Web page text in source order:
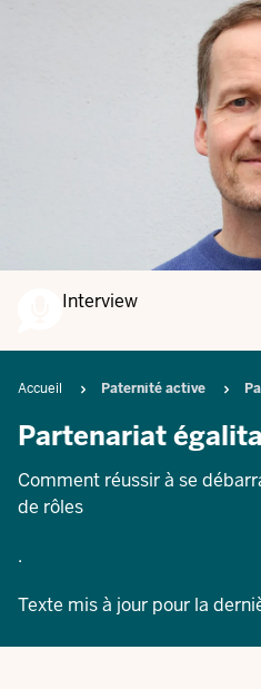
Interview
Breadcrumb
Accueil Paternité active
Partenariat
Comment réussir à se
de rôles
.
Texte mis à jour pour la